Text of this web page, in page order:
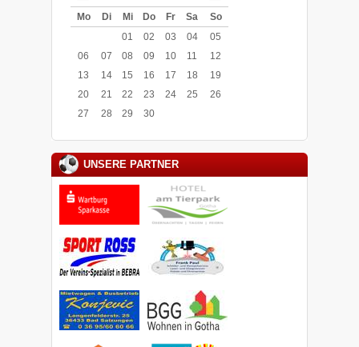
Mo Di Mi Do Fr Sa
So
01
02 03 04
05
06
07 08 09 10 11
12
13
14 15 16 17 18
19
20
21 22 23 24 25
26
27
28 29 30
UNSERE PARTNER